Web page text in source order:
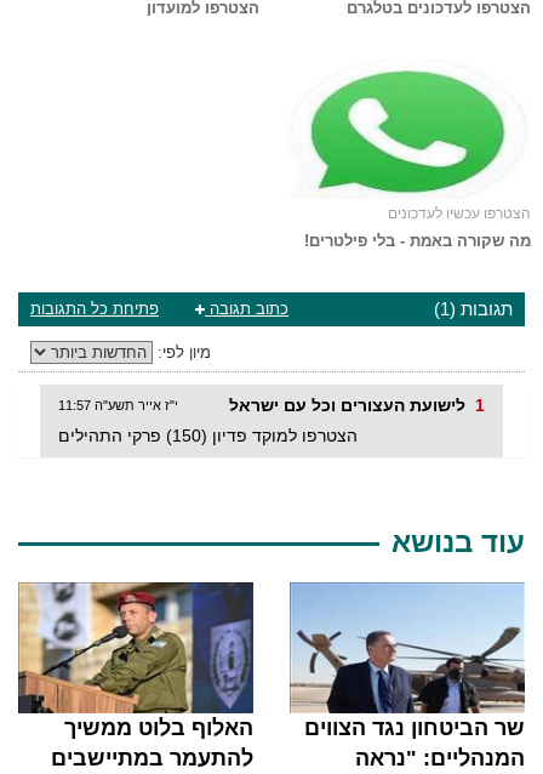
הצטרפו לעדכונים בטלגרם הצטרפו למועדון
הצטרפו עכשיו לעדכונים
מה שקורה באמת - בלי פילטרים!
תגובות (1) פתיחת כל התגובות כתוב תגובה
מיון לפי:
לישועת העצורים וכל עם ישראל 1 י"ז אייר תשע"ה 11:57
הצטרפו למוקד פדיון (150) פרקי התהילים
עוד בנושא
שר הביטחון נגד הצווים
המנהליים: "נראה
האלוף בלוט ממשיך
להתעמר במתיישבים